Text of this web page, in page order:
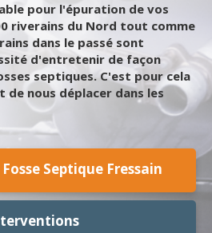
pour l'épuration de vos
riverains du Nord tout comme
dans le passé sont
d'entretenir de façon
septiques. C'est pour cela
de nous déplacer dans les
Septique Fressain